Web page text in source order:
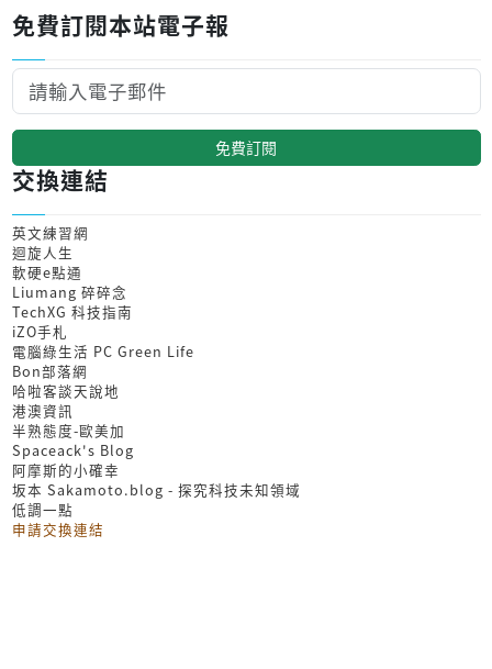
免費訂閱本站電子報
免費訂閱
交換連結
英文練習網
迴旋人生
軟硬e點通
Liumang 碎碎念
TechXG 科技指南
iZO手札
電腦綠生活 PC Green Life
Bon部落網
哈啦客談天說地
港澳資訊
半熟態度-歐美加
Spaceack's Blog
阿摩斯的小確幸
坂本 Sakamoto.blog - 探究科技未知領域
低調一點
申請交換連結